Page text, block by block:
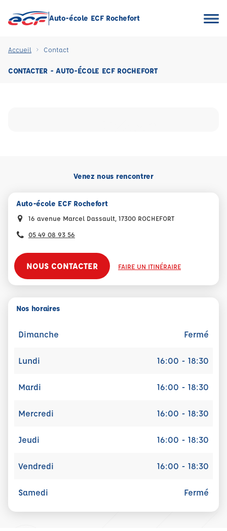
Auto-école ECF Rochefort
Accueil Contact
CONTACTER - AUTO-ÉCOLE ECF ROCHEFORT
Venez nous rencontrer
Auto-école ECF Rochefort
16 avenue Marcel Dassault, 17300 ROCHEFORT
05 49 08 93 56
NOUS CONTACTER FAIRE UN ITINÉRAIRE
Nos horaires
Dimanche Fermé
Lundi 16:00 - 18:30
Mardi 16:00 - 18:30
Mercredi 16:00 - 18:30
Jeudi 16:00 - 18:30
Vendredi 16:00 - 18:30
Samedi Fermé